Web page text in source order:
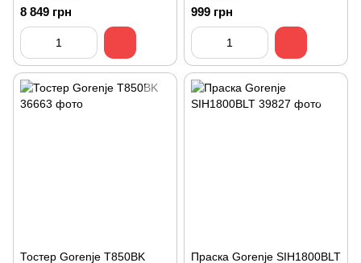
8 849 грн 999 грн
Тостер Gorenje T850BK Праска Gorenje SIH1800BLT